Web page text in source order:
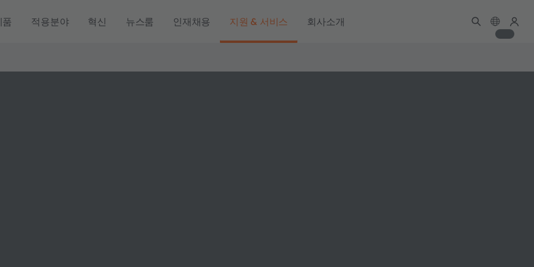
품 적용분야 혁신 뉴스룸 인재채용 지원 & 서비스 회사소개